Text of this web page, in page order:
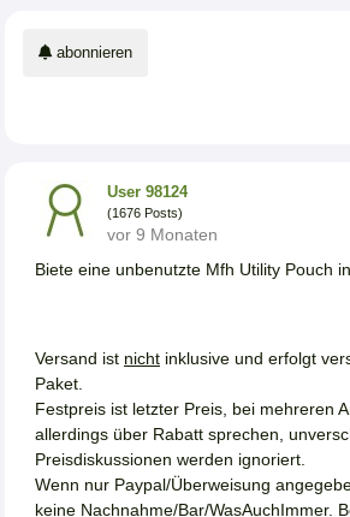
abonnieren
User 98124
(1676 Posts)
vor 9 Monaten
Biete eine unbenutzte Mfh Utility Pouch
Versand ist nicht inklusive und erfolgt
Paket.
Festpreis ist letzter Preis, bei mehreren
allerdings über Rabatt sprechen,
Preisdiskussionen werden ignoriert.
Wenn nur Paypal/Überweisung
keine Nachnahme/Bar/WasAuchImmer.